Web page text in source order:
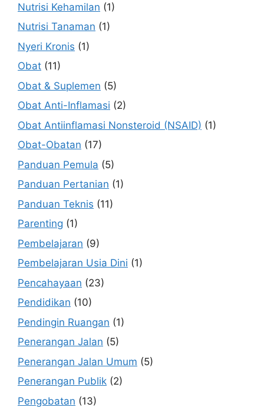
Nutrisi Kehamilan (1)
Nutrisi Tanaman (1)
Nyeri Kronis (1)
Obat (11)
Obat & Suplemen (5)
Obat Anti-Inflamasi (2)
Obat Antiinflamasi Nonsteroid (NSAID) (1)
Obat-Obatan (17)
Panduan Pemula (5)
Panduan Pertanian (1)
Panduan Teknis (11)
Parenting (1)
Pembelajaran (9)
Pembelajaran Usia Dini (1)
Pencahayaan (23)
Pendidikan (10)
Pendingin Ruangan (1)
Penerangan Jalan (5)
Penerangan Jalan Umum (5)
Penerangan Publik (2)
Pengobatan (13)